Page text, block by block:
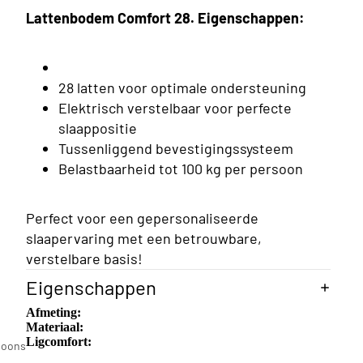
Lattenbodem Comfort 28. Eigenschappen:
28 latten voor optimale ondersteuning
Elektrisch verstelbaar voor perfecte
slaappositie
Tussenliggend bevestigingssysteem
Belastbaarheid tot 100 kg per persoon
Perfect voor een gepersonaliseerde
slaapervaring met een betrouwbare,
verstelbare basis!
Eigenschappen
Afmeting:
Materiaal:
Ligcomfort: